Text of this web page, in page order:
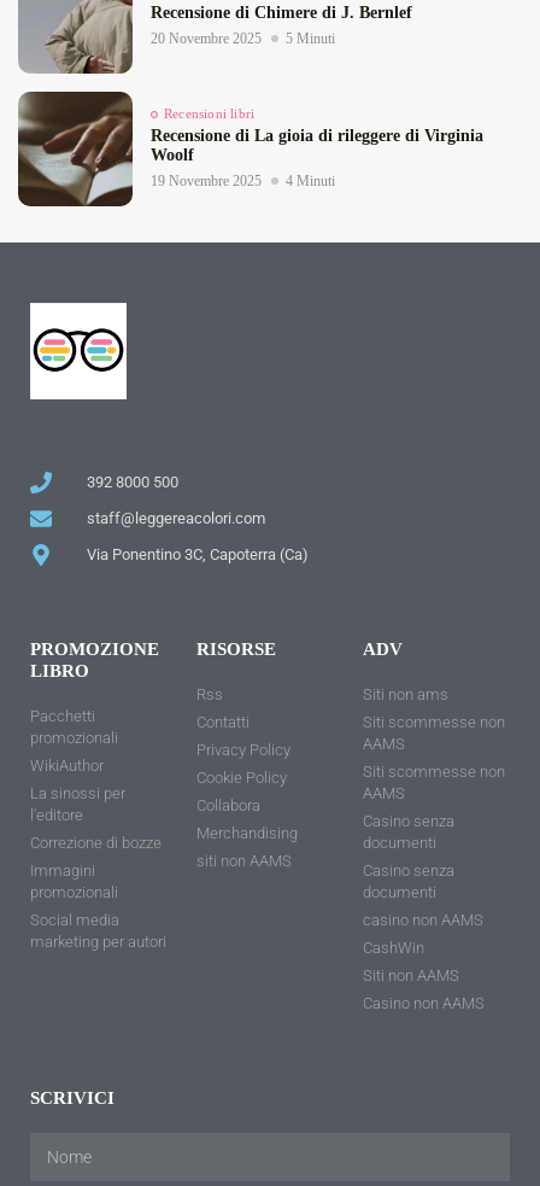
Recensione di Chimere di J. Bernlef
20 Novembre 2025 5 Minuti
Recensioni libri
Recensione di La gioia di rileggere di Virginia
Woolf
19 Novembre 2025 4 Minuti
392 8000 500
staff@leggereacolori.com
Via Ponentino 3C, Capoterra (Ca)
PROMOZIONE
LIBRO
Pacchetti
promozionali
WikiAuthor
La sinossi per
l'editore
Correzione di bozze
Immagini
promozionali
Social media
marketing per autori
RISORSE
Rss
Contatti
Privacy Policy
Cookie Policy
Collabora
Merchandising
siti non AAMS
ADV
Siti non ams
Siti scommesse non
AAMS
Siti scommesse non
AAMS
Casino senza
documenti
Casino senza
documenti
casino non AAMS
CashWin
Siti non AAMS
Casino non AAMS
SCRIVICI